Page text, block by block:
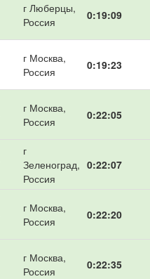
г Люберцы,
Россия
0:19:09
г Москва,
Россия
0:19:23
г Москва,
Россия
0:22:05
г
Зеленоград,
Россия
0:22:07
г Москва,
Россия
0:22:20
г Москва,
Россия
0:22:35